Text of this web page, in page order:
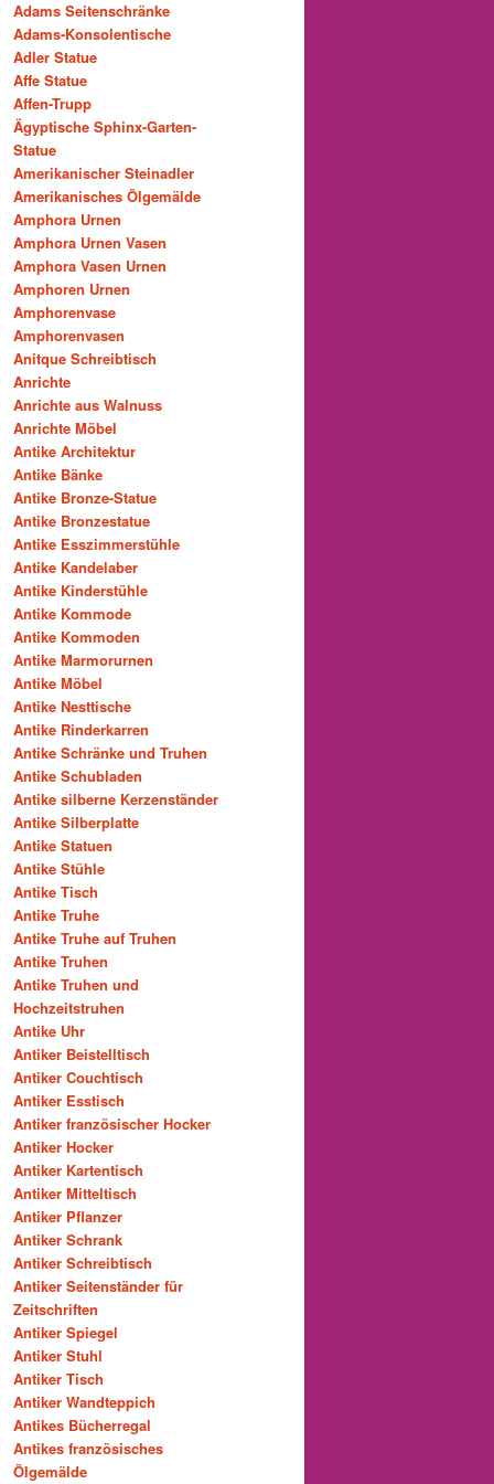
Adams Seitenschränke
Adams-Konsolentische
Adler Statue
Affe Statue
Affen-Trupp
Ägyptische Sphinx-Garten-
Statue
Amerikanischer Steinadler
Amerikanisches Ölgemälde
Amphora Urnen
Amphora Urnen Vasen
Amphora Vasen Urnen
Amphoren Urnen
Amphorenvase
Amphorenvasen
Anitque Schreibtisch
Anrichte
Anrichte aus Walnuss
Anrichte Möbel
Antike Architektur
Antike Bänke
Antike Bronze-Statue
Antike Bronzestatue
Antike Esszimmerstühle
Antike Kandelaber
Antike Kinderstühle
Antike Kommode
Antike Kommoden
Antike Marmorurnen
Antike Möbel
Antike Nesttische
Antike Rinderkarren
Antike Schränke und Truhen
Antike Schubladen
Antike silberne Kerzenständer
Antike Silberplatte
Antike Statuen
Antike Stühle
Antike Tisch
Antike Truhe
Antike Truhe auf Truhen
Antike Truhen
Antike Truhen und
Hochzeitstruhen
Antike Uhr
Antiker Beistelltisch
Antiker Couchtisch
Antiker Esstisch
Antiker französischer Hocker
Antiker Hocker
Antiker Kartentisch
Antiker Mitteltisch
Antiker Pflanzer
Antiker Schrank
Antiker Schreibtisch
Antiker Seitenständer für
Zeitschriften
Antiker Spiegel
Antiker Stuhl
Antiker Tisch
Antiker Wandteppich
Antikes Bücherregal
Antikes französisches
Ölgemälde